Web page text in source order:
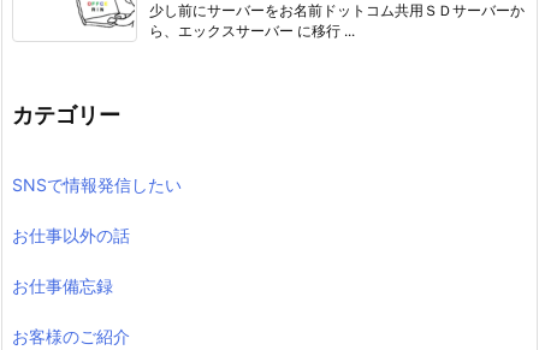
少し前にサーバーをお名前ドットコム共用ＳＤサーバーか
ら、エックスサーバー に移行 ...
カテゴリー
SNSで情報発信したい
お仕事以外の話
お仕事備忘録
お客様のご紹介